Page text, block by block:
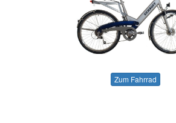
Zum Fahrrad